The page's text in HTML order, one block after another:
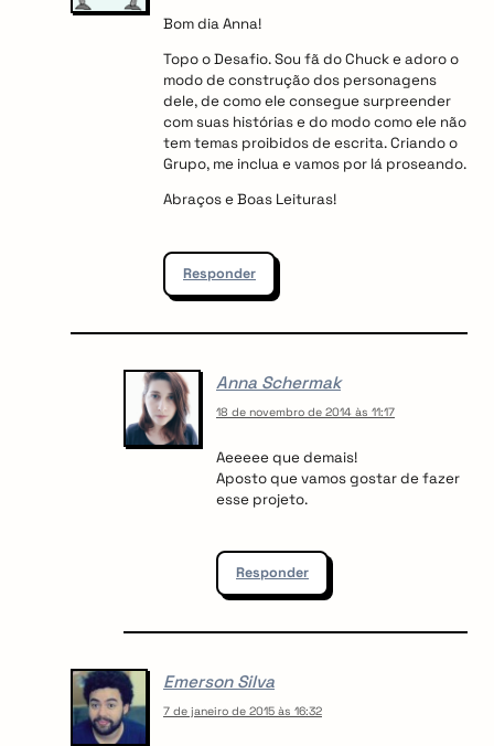
Bom dia Anna!
Topo o Desafio. Sou fã do Chuck e adoro o
modo de construção dos personagens
dele, de como ele consegue surpreender
com suas histórias e do modo como ele não
tem temas proibidos de escrita. Criando o
Grupo, me inclua e vamos por lá proseando.
Abraços e Boas Leituras!
Responder
Anna Schermak
18 de novembro de 2014 às 11:17
Aeeeee que demais!
Aposto que vamos gostar de fazer
esse projeto.
Responder
Emerson Silva
7 de janeiro de 2015 às 16:32